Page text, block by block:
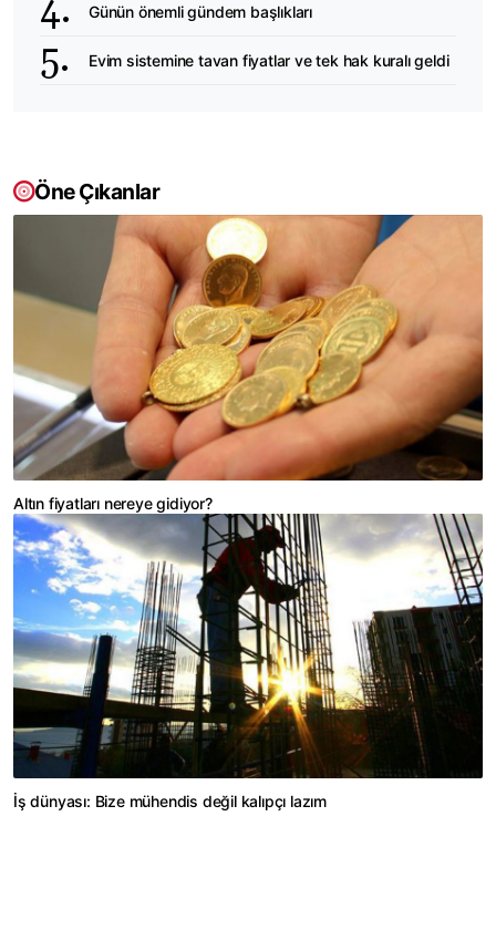
Günün önemli gündem başlıkları
Evim sistemine tavan fiyatlar ve tek hak kuralı geldi
Öne Çıkanlar
Altın fiyatları nereye gidiyor?
İş dünyası: Bize mühendis değil kalıpçı lazım